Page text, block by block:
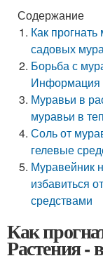
Содержание
Как
садовых
Борьба с
Информация
Муравьи в
муравьи в
Соль от
гелевые
Муравейник
избавиться
средствами
Как
Растения -